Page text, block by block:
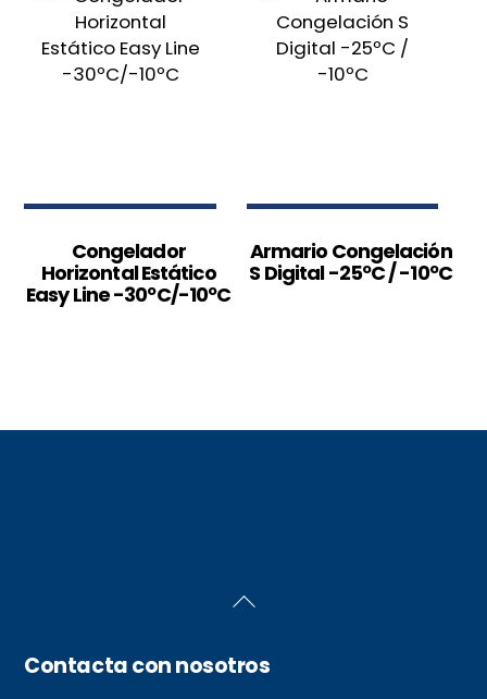
Congelador
Horizontal Estático
Easy Line -30ºC/-10ºC
Armario Congelación
S Digital -25ºC / -10ºC
Back
Contacta con nosotros